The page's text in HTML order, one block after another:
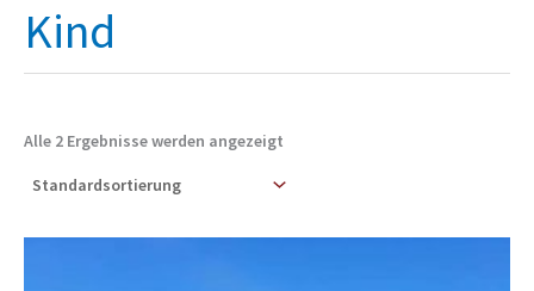
Kind
Alle 2 Ergebnisse werden angezeigt